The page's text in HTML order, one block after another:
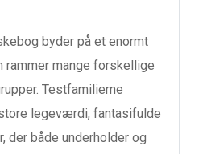
byder på et enormt
rammer mange forskellige
Testfamilierne
legeværdi, fantasifulde
der både underholder og